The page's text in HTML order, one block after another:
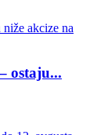
ostaju...